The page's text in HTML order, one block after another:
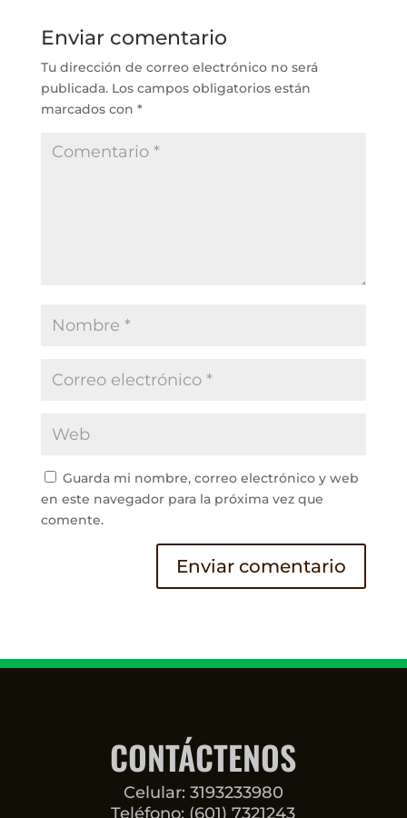
Enviar comentario
Tu dirección de correo electrónico no será
publicada. Los campos obligatorios están
marcados con *
Guarda mi nombre, correo electrónico y web
en este navegador para la próxima vez que
comente.
CONTÁCTENOS
Celular: 3193233980
Teléfono: (601) 7321243